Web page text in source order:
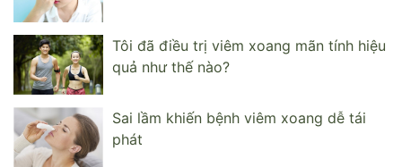
Tôi đã điều trị viêm xoang mãn tính hiệu
quả như thế nào?
Sai lầm khiến bệnh viêm xoang dễ tái
phát